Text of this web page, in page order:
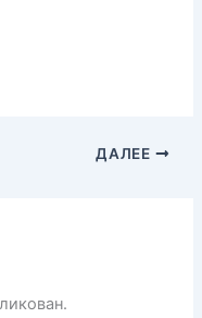
ДАЛЕЕ